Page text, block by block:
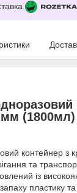
мм (1800мл)
контейнер з
та
із
пластику